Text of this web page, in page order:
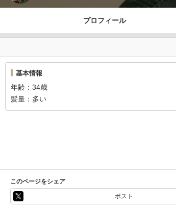
プロフィール
基本情報
年齢 34歳
髪量
多い
このページをシェア
ポスト